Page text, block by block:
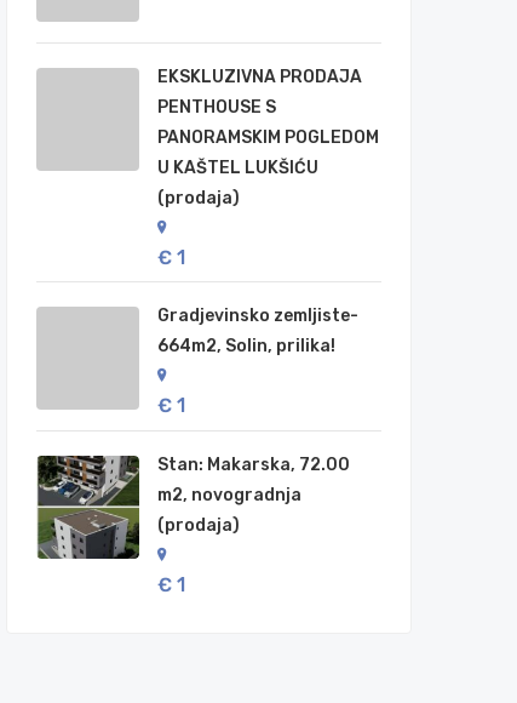
EKSKLUZIVNA PRODAJA
PENTHOUSE S
PANORAMSKIM POGLEDOM
U KAŠTEL LUKŠIĆU
(prodaja)
€ 1
Gradjevinsko zemljiste-
664m2, Solin, prilika!
€ 1
Stan: Makarska, 72.00
m2, novogradnja
(prodaja)
€ 1